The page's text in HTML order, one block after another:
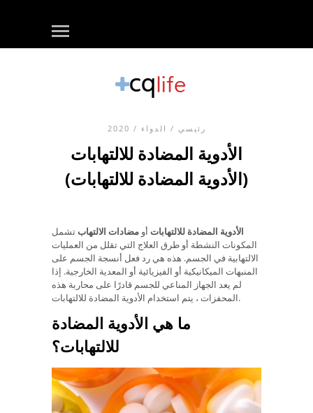
رئيسي / الدواء / 2020
الأدوية المضادة للالتهابات
(الأدوية المضادة للالتهابات)
الأدوية المضادة للالتهابات أو مضادات الالتهاب تشمل
المكونات النشطة أو طرق العلاج التي تقلل من العمليات
الالتهابية في الجسم. هذه هي رد فعل أنسجة الجسم على
المنبهات الميكانيكية أو الفيزيائية أو المعدية الخارجية. إذا
لم يعد الجهاز المناعي للجسم قادرًا على محاربة هذه
المحفزات ، يتم استخدام الأدوية المضادة للالتهابات.
ما هي الأدوية المضادة
للالتهابات؟